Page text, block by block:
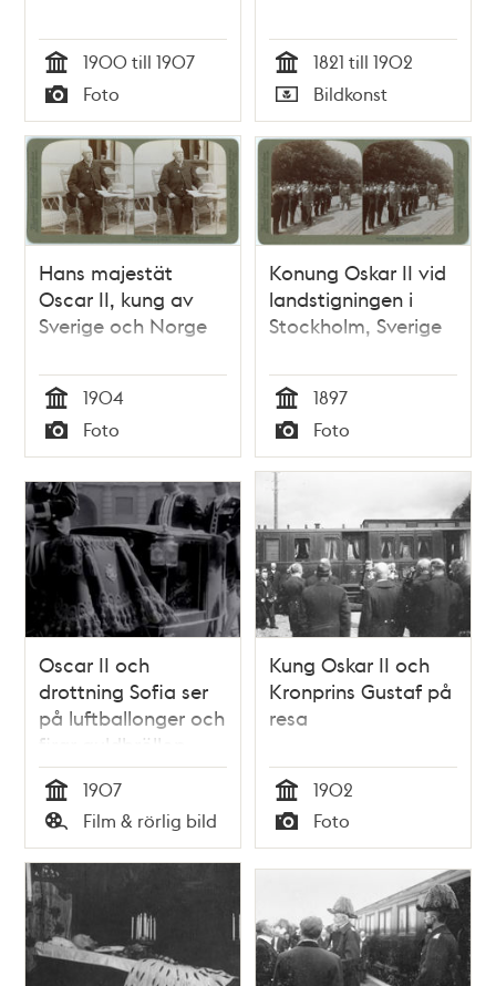
Tid
1900 till 1907
Typ
Foto Tid
1821 till 1902
Typ
Bildkonst
Hans majestät
Oscar II, kung av
Sverige och Norge
Tid
1904
Typ
Foto
Konung Oskar II vid
landstigningen i
Stockholm, Sverige
Tid
1897
Typ
Foto
Oscar II och
drottning Sofia ser
på luftballonger och
firar guldbröllop
Tid
1907
Typ
Film & rörlig bild
Kung Oskar II och
Kronprins Gustaf på
resa
Tid
1902
Typ
Foto